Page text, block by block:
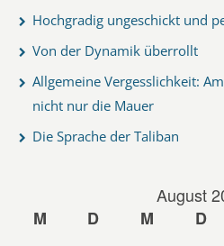
Hochgradig ungeschickt und
Von der Dynamik überrollt
Allgemeine Vergesslichkeit:
nicht nur die Mauer
Die Sprache der Taliban
August
M
D M D